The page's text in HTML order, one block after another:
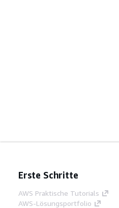
Erste Schritte
AWS Praktische Tutorials
AWS-Lösungsportfolio